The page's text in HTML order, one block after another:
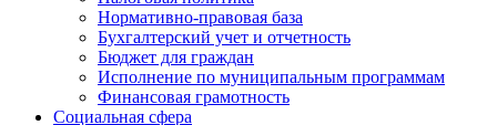
Нормативно-правовая база
Бухгалтерский учет и отчетность
Бюджет для граждан
Исполнение по муниципальным программам
Финансовая грамотность
Социальная сфера